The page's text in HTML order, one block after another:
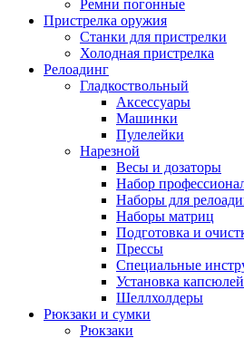
Ремни погонные
Пристрелка оружия
Станки для пристрелки
Холодная пристрелка
Релоадинг
Гладкоствольный
Аксессуары
Машинки
Пулелейки
Нарезной
Весы и дозаторы
Набор
Наборы для
Наборы матриц
Подготовка и
Прессы
Специальные
Установка капсюлей
Шеллхолдеры
Рюкзаки и сумки
Рюкзаки